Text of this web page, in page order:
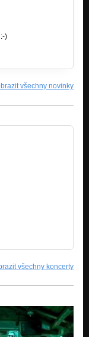
)
všechny novinky
všechny koncerty